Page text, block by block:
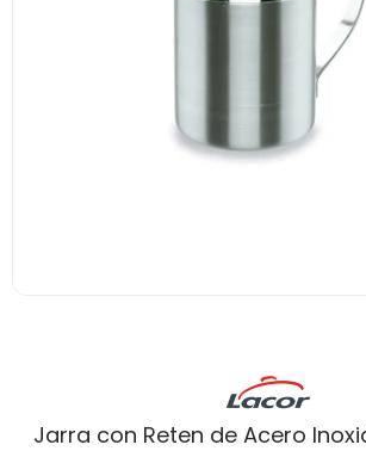
Jarra con Reten de Acero